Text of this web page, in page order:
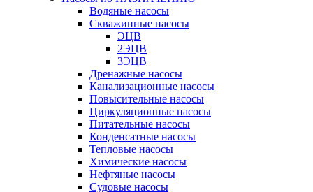
Водяные насосы
Скважинные насосы
ЭЦВ
2ЭЦВ
3ЭЦВ
Дренажные насосы
Канализационные насосы
Повысительные насосы
Циркуляционные насосы
Питательные насосы
Конденсатные насосы
Тепловые насосы
Химические насосы
Нефтяные насосы
Судовые насосы